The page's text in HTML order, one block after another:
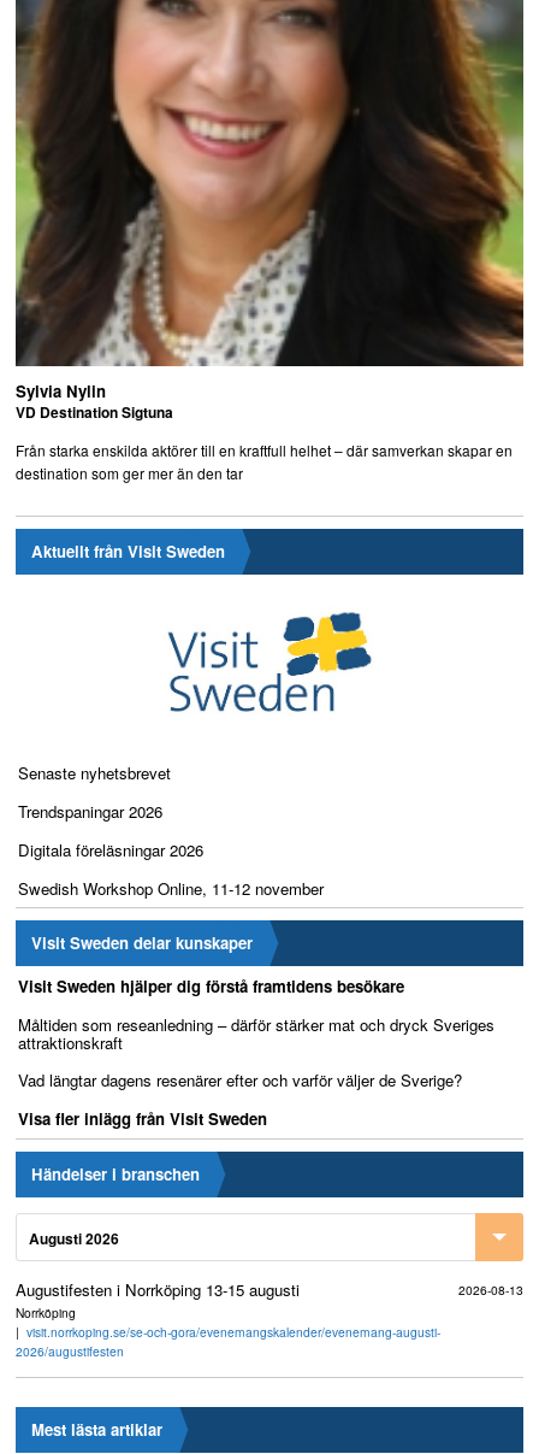
Sylvia Nylin
VD Destination Sigtuna
Från starka enskilda aktörer till en kraftfull helhet – där samverkan skapar en
destination som ger mer än den tar
Aktuellt från Visit Sweden
Senaste nyhetsbrevet
Trendspaningar 2026
Digitala föreläsningar 2026
Swedish Workshop Online, 11-12 november
Visit Sweden delar kunskaper
Visit Sweden hjälper dig förstå framtidens besökare
Måltiden som reseanledning – därför stärker mat och dryck Sveriges
attraktionskraft
Vad längtar dagens resenärer efter och varför väljer de Sverige?
Visa fler inlägg från Visit Sweden
Händelser i branschen
Augusti 2026
Augustifesten i Norrköping 13-15 augusti
2026-08-13
Norrköping
visit.norrkoping.se/se-och-gora/evenemangskalender/evenemang-augusti-
2026/augustifesten
Mest lästa artiklar